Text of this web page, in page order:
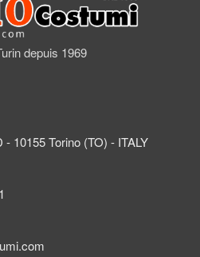
depuis 1969
10155 Torino (TO) - ITALY